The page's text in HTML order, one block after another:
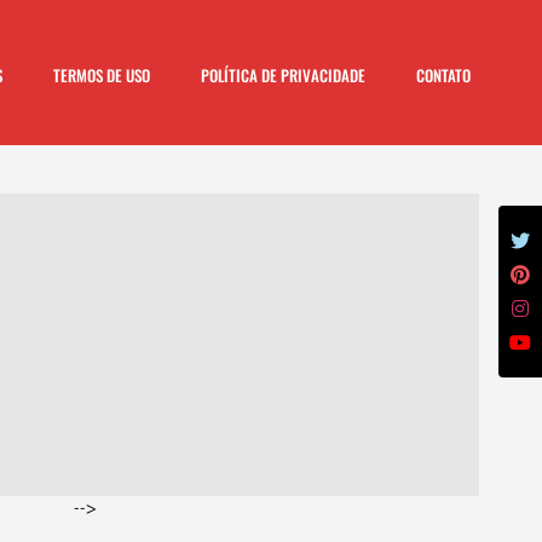
TERMOS DE USO POLÍTICA DE PRIVACIDADE CONTATO
-->